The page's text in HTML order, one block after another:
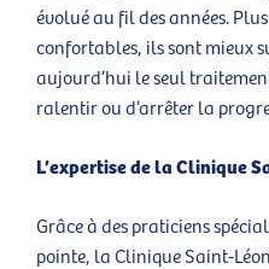
évolué au fil des années.
confortables, ils sont mieux
aujourd’hui le seul
ralentir ou d’arrêter la
L’expertise de la Clinique
Grâce à des praticiens
pointe, la Clinique Saint-